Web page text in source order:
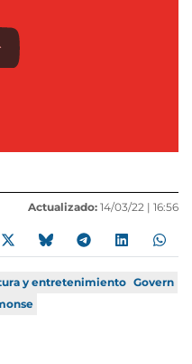
Actualizado: 14/03/22 | 16:56
y entretenimiento Govern